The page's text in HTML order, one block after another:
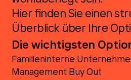
Hier finden Sie einen
Überblick über Ihre
Die wichtigsten
Familieninterne
Management Buy Out